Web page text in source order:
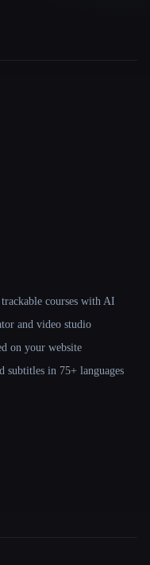
courses with AI
and video studio
on your website
subtitles in 75+ languages